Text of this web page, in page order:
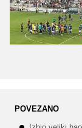
POVEZANO